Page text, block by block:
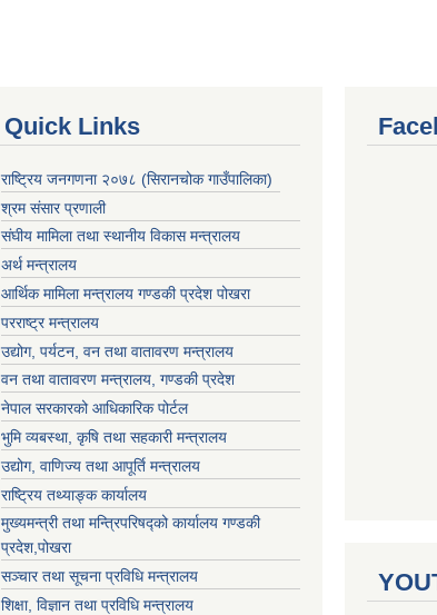
Quick Links
राष्ट्रिय जनगणना २०७८ (सिरानचोक गाउँपालिका)
श्रम संसार प्रणाली
संघीय मामिला तथा स्थानीय विकास मन्त्रालय
अर्थ मन्त्रालय
आर्थिक मामिला मन्त्रालय गण्डकी प्रदेश पोखरा
परराष्ट्र मन्त्रालय
उद्योग, पर्यटन, वन तथा वातावरण मन्त्रालय
वन तथा वातावरण मन्त्रालय, गण्डकी प्रदेश
नेपाल सरकारको आधिकारिक पोर्टल
भुमि व्यबस्था, कृषि तथा सहकारी मन्त्रालय
उद्योग, वाणिज्य तथा आपूर्ति मन्त्रालय
राष्ट्रिय तथ्याङ्क कार्यालय
मुख्यमन्त्री तथा मन्त्रिपरिषद्को कार्यालय गण्डकी
प्रदेश,पोखरा
सञ्‍चार तथा सूचना प्रविधि मन्त्रालय
शिक्षा, विज्ञान तथा प्रविधि मन्त्रालय